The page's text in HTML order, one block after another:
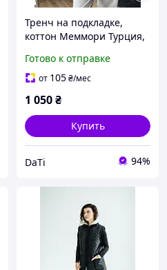
Тренч на подкладке,
коттон Меммори Турция,
Готово к отправке
от 105₴/мес
1 050₴
Купить
DaTi 94%